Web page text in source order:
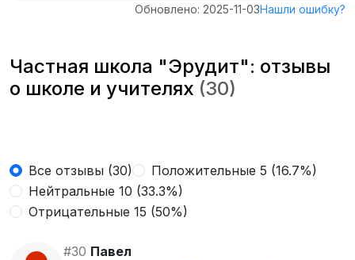
Обновлено: 2025-11-03Нашли ошибку?
Частная школа "Эрудит": отзывы
о школе и учителях (30)
Все отзывы (30)
Положительные 5 (16.7%)
Нейтральные 10 (33.3%)
Отрицательные 15 (50%)
#30 Павел